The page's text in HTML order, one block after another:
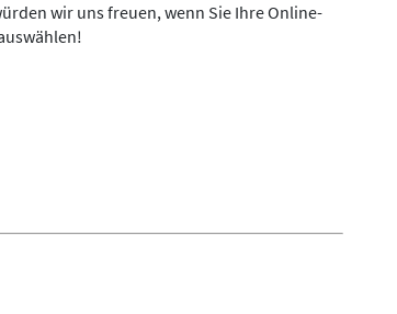
wir uns freuen, wenn Sie Ihre Online-